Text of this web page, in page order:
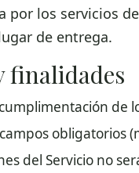
por los servicios
de entrega.
finalidades
de
obligatorios
del Servicio no